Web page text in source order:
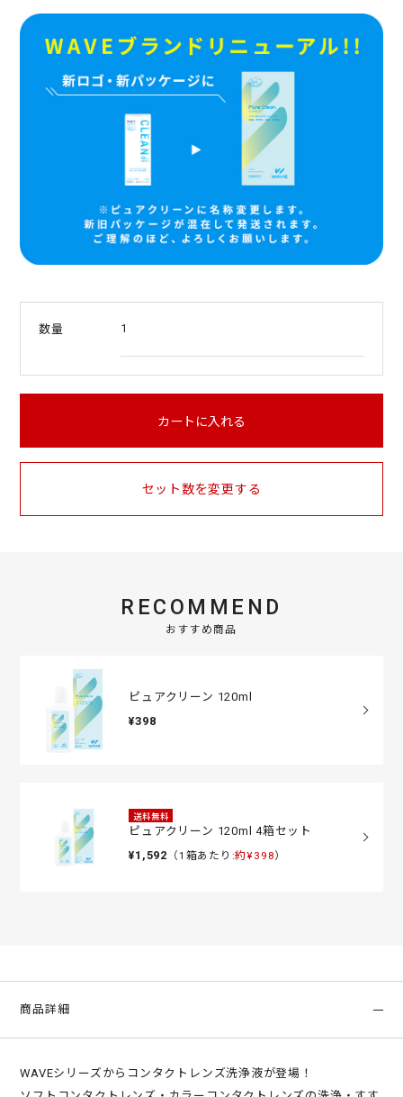
r
a
i
n
数量 1
カートに入れる
セット数を変更する
RECOMMEND
おすすめ商品
ピュアクリーン 120ml
¥398
送料無料
ピュアクリーン 120ml 4箱セット
¥1,592 （1箱あたり:約¥398）
商品詳細
WAVEシリーズからコンタクトレンズ洗浄液が登場！